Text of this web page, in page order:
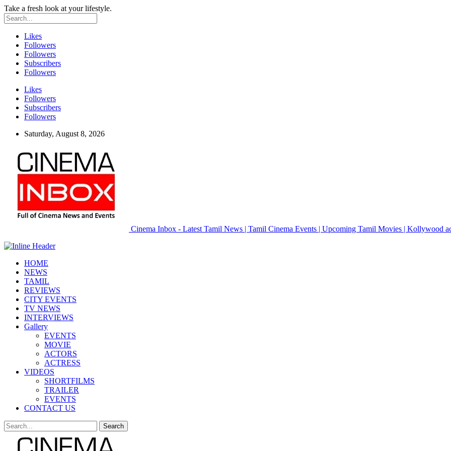
Take a fresh look at your lifestyle.
Likes
Followers
Followers
Subscribers
Followers
Likes
Followers
Subscribers
Followers
Saturday, August 8, 2026
Cinema Inbox - Latest Tamil News | Tamil Cinema Events | Upcoming Tamil Movies | Kollywood
HOME
NEWS
TAMIL
REVIEWS
CITY EVENTS
TV NEWS
INTERVIEWS
Gallery
EVENTS
MOVIE
ACTORS
ACTRESS
VIDEOS
SHORTFILMS
TRAILER
EVENTS
CONTACT US